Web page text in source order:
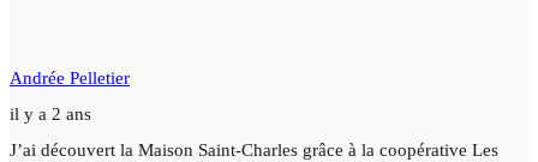
Andrée Pelletier
il y a 2 ans
J’ai découvert la Maison Saint-Charles grâce à la coopérative Les